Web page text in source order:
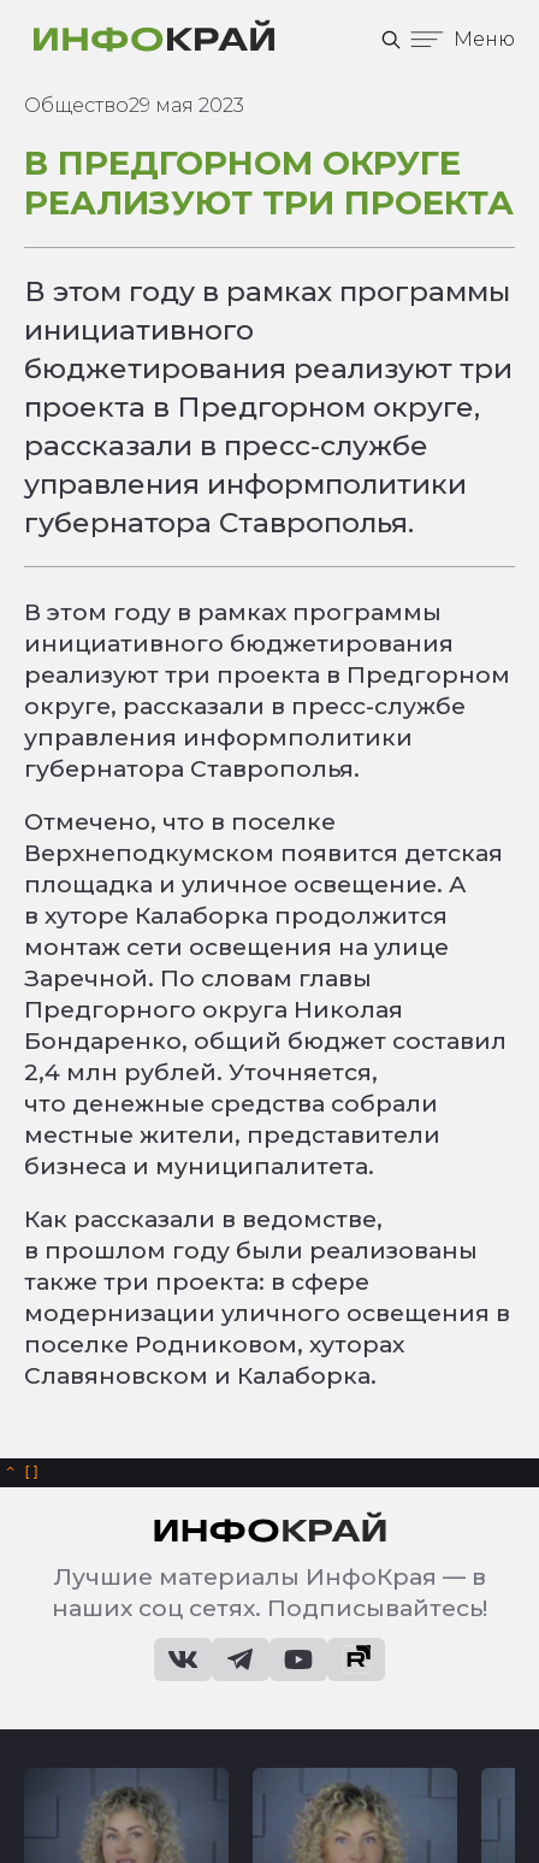
Меню
Общество29 мая 2023
В ПРЕДГОРНОМ ОКРУГЕ
РЕАЛИЗУЮТ ТРИ ПРОЕКТА
В этом году в рамках программы
инициативного
бюджетирования реализуют три
проекта в Предгорном округе,
рассказали в пресс-службе
управления информполитики
губернатора Ставрополья.
В этом году в рамках программы
инициативного бюджетирования
реализуют три проекта в Предгорном
округе, рассказали в пресс-службе
управления информполитики
губернатора Ставрополья.
Отмечено, что в поселке
Верхнеподкумском появится детская
площадка и уличное освещение. А
в хуторе Калаборка продолжится
монтаж сети освещения на улице
Заречной. По словам главы
Предгорного округа Николая
Бондаренко, общий бюджет составил
2,4 млн рублей. Уточняется,
что денежные средства собрали
местные жители, представители
бизнеса и муниципалитета.
Как рассказали в ведомстве,
в прошлом году были реализованы
также три проекта: в сфере
модернизации уличного освещения в
поселке Родниковом, хуторах
Славяновском и Калаборка.
^
Лучшие материалы ИнфоКрая — в
наших соц сетях. Подписывайтесь!